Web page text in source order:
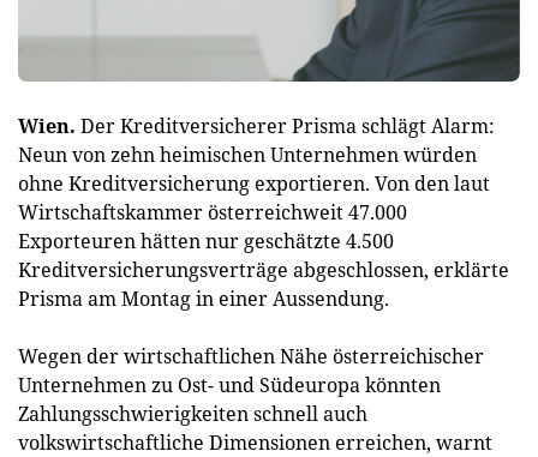
Wien. Der Kreditversicherer Prisma schlägt Alarm:
Neun von zehn heimischen Unternehmen würden
ohne Kreditversicherung exportieren. Von den laut
Wirtschaftskammer österreichweit 47.000
Exporteuren hätten nur geschätzte 4.500
Kreditversicherungsverträge abgeschlossen, erklärte
Prisma am Montag in einer Aussendung.
Wegen der wirtschaftlichen Nähe österreichischer
Unternehmen zu Ost- und Südeuropa könnten
Zahlungsschwierigkeiten schnell auch
volkswirtschaftliche Dimensionen erreichen, warnt